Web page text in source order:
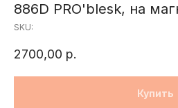
886D PRO'blesk, на
SKU:
2700,00 р.
Купить